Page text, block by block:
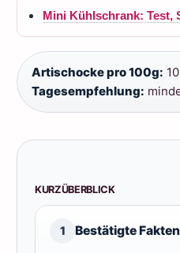
Mini Kühlschrank: Test,
Artischocke pro 100g:
Tagesempfehlung:
KURZÜBERBLICK
1 Bestätigte Fakten